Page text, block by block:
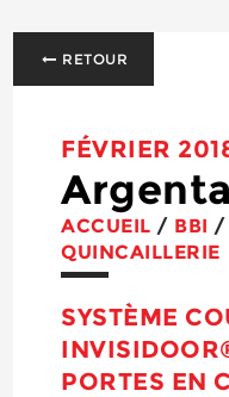
RETOUR
FÉVRIER
Argenta
ACCUEIL / BBI /
QUINCAILLERIE
SYSTÈME
PORTES EN